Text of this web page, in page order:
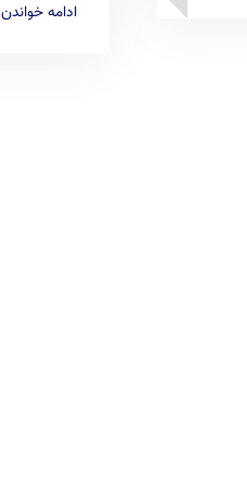
ادامه خواندن